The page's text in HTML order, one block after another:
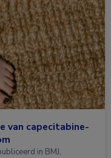
van capecitabine-
in BMJ,